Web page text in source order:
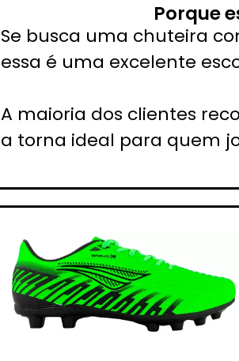
Porque
Se busca uma chuteira
essa é uma excelente
A maioria dos clientes
a torna ideal para quem